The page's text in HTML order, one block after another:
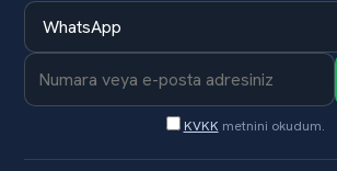
KVKK metnini okudum.